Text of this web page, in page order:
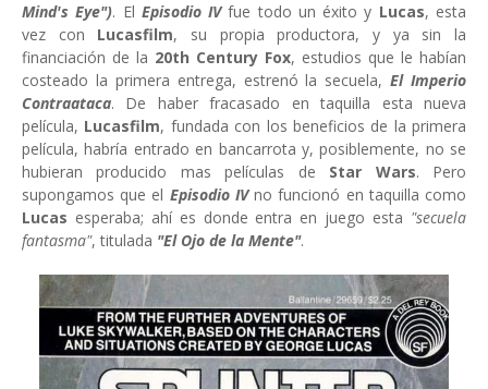
Mind's Eye"). El Episodio IVfue todo un éxito y Lucas, esta
vez con Lucasfilm, su propia productora, y ya sin la
financiación de la 20th Century Fox, estudios que le habían
costeado la primera entrega, estrenó la secuela,El Imperio
Contraataca. De haber fracasado en taquilla esta nueva
película, Lucasfilm, fundada con los beneficios de la primera
película, habría entrado en bancarrota y, posiblemente, no se
hubieran producido mas películas de Star Wars. Pero
supongamos que el Episodio IVno funcionó en taquilla como
Lucas esperaba; ahí es donde entra en juego esta "secuela
fantasma", titulada "El Ojo de la Mente".